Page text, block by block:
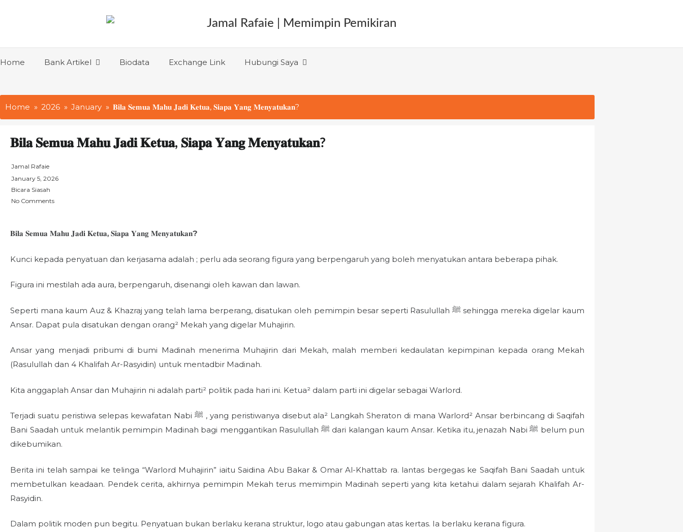
Home Bank Artikel Biodata Exchange Link Hubungi Saya
Home 2026 January 𝐁𝐢𝐥𝐚 𝐒𝐞𝐦𝐮𝐚 𝐌𝐚𝐡𝐮 𝐉𝐚𝐝𝐢 𝐊𝐞𝐭𝐮𝐚, 𝐒𝐢𝐚𝐩𝐚 𝐘𝐚𝐧𝐠 𝐌𝐞𝐧𝐲𝐚𝐭𝐮𝐤𝐚𝐧?
𝐁𝐢𝐥𝐚 𝐒𝐞𝐦𝐮𝐚 𝐌𝐚𝐡𝐮 𝐉𝐚𝐝𝐢 𝐊𝐞𝐭𝐮𝐚, 𝐒𝐢𝐚𝐩𝐚 𝐘𝐚𝐧𝐠 𝐌𝐞𝐧𝐲𝐚𝐭𝐮𝐤𝐚𝐧?
Jamal Rafaie
P
d
n
January 5, 2026
Bicara Siasah
No Comments
𝐁𝐢𝐥𝐚 𝐒𝐞𝐦𝐮𝐚 𝐌𝐚𝐡𝐮 𝐉𝐚𝐝𝐢 𝐊𝐞𝐭𝐮𝐚, 𝐒𝐢𝐚𝐩𝐚 𝐘𝐚𝐧𝐠 𝐌𝐞𝐧𝐲𝐚𝐭𝐮𝐤𝐚𝐧?
Kunci kepada penyatuan dan kerjasama adalah ; perlu ada seorang figura yang berpengaruh yang boleh menyatukan antara beberapa pihak.
Figura ini mestilah ada aura, berpengaruh, disenangi oleh kawan dan lawan.
Seperti mana kaum Auz & Khazraj yang telah lama berperang, disatukan oleh pemimpin besar seperti Rasulullah ‎ﷺ sehingga mereka digelar kaum
Ansar. Dapat pula disatukan dengan orang² Mekah yang digelar Muhajirin.
Ansar yang menjadi pribumi di bumi Madinah menerima Muhajirin dari Mekah, malah memberi kedaulatan kepimpinan kepada orang Mekah
(Rasulullah dan 4 Khalifah Ar-Rasyidin) untuk mentadbir Madinah.
Kita anggaplah Ansar dan Muhajirin ni adalah parti² politik pada hari ini. Ketua² dalam parti ini digelar sebagai Warlord.
Terjadi suatu peristiwa selepas kewafatan Nabi ‎ﷺ , yang peristiwanya disebut ala² Langkah Sheraton di mana Warlord² Ansar berbincang di Saqifah
Bani Saadah untuk melantik pemimpin Madinah bagi menggantikan Rasulullah ‎ﷺ dari kalangan kaum Ansar. Ketika itu, jenazah Nabi ‎ﷺ belum pun
dikebumikan.
Berita ini telah sampai ke telinga “Warlord Muhajirin” iaitu Saidina Abu Bakar & Omar Al-Khattab ra. lantas bergegas ke Saqifah Bani Saadah untuk
membetulkan keadaan. Pendek cerita, akhirnya pemimpin Mekah terus memimpin Madinah seperti yang kita ketahui dalam sejarah Khalifah Ar-
Rasyidin.
Dalam politik moden pun begitu. Penyatuan bukan berlaku kerana struktur, logo atau gabungan atas kertas. Ia berlaku kerana figura.